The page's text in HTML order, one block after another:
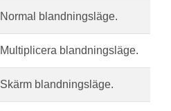
Normal blandningsläge.
Multiplicera blandningsläge.
Skärm blandningsläge.